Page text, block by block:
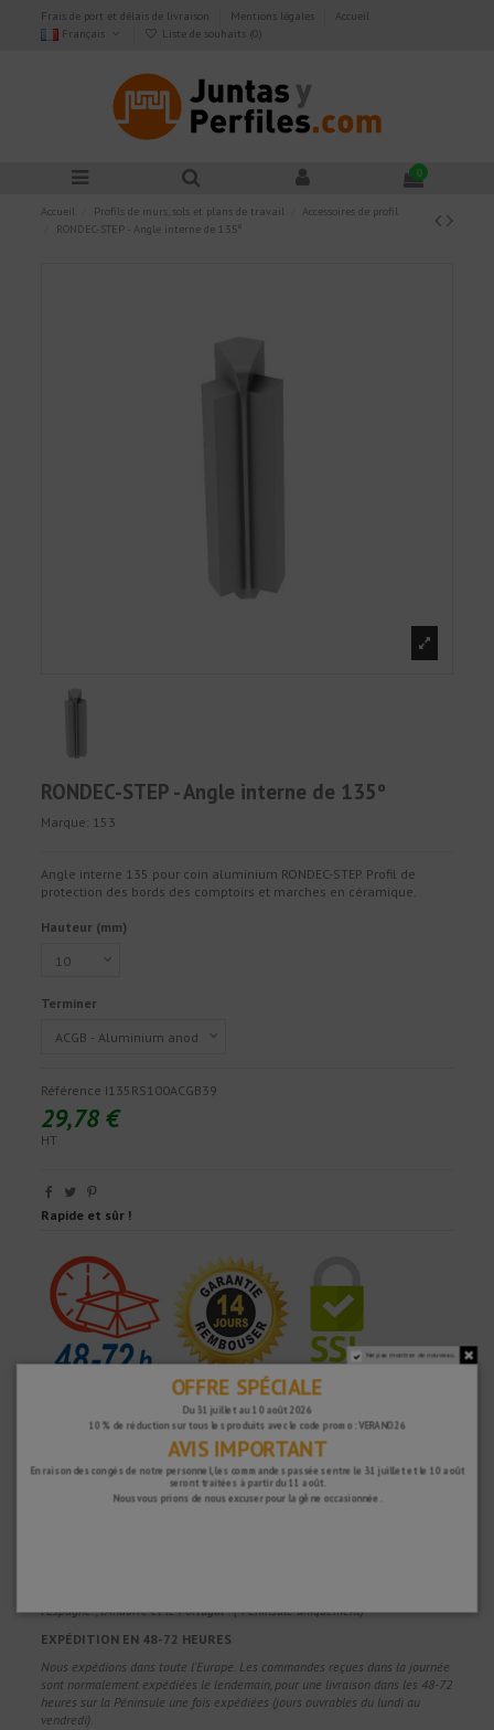
Frais de port et délais de livraison Mentions légales
Accueil
Français
Liste de souhaits (0)
0
Accueil Profils de murs, sols et plans de travail
Accessoires de profil
RONDEC-STEP - Angle interne de 135º
RONDEC-STEP - Angle interne de 135º
Marque: 153
Angle interne 135 pour coin aluminium RONDEC-STEP. Profil de
protection des bords des comptoirs et marches en céramique.
Hauteur (mm)
Terminer
Référence I135RS100ACGB39
29,78 €
HT
Rapide et sûr !
l'Espagne*, l'Andorre et le Portugal*. (*Péninsule uniquement)
EXPÉDITION EN 48-72 HEURES
Nous expédions dans toute l'Europe. Les commandes reçues dans la journée
sont normalement expédiées le lendemain, pour une livraison dans les 48-72
heures sur la Péninsule une fois expédiées (jours ouvrables du lundi au
vendredi).
Ne pas montrer de nouveau.
OFFRE SPÉCIALE
Du 31 juillet au 10 août 2026
10 % de réduction sur tous les produits avec le code promo : VERANO26
AVIS IMPORTANT
En raison des congés de notre personnel, les commandes passées entre le 31 juillet et le 10 août
seront traitées à partir du 11 août.
Nous vous prions de nous excuser pour la gêne occasionnée.